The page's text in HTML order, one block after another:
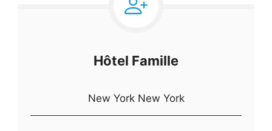
Hôtel Famille
New York New York